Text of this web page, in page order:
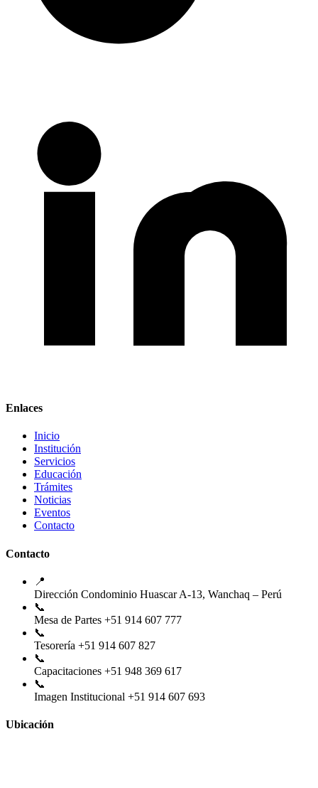
Enlaces
Inicio
Institución
Servicios
Educación
Trámites
Noticias
Eventos
Contacto
Contacto
📍
Dirección Condominio Huascar A-13, Wanchaq – Perú
📞
Mesa de Partes +51 914 607 777
📞
Tesorería +51 914 607 827
📞
Capacitaciones +51 948 369 617
📞
Imagen Institucional +51 914 607 693
Ubicación